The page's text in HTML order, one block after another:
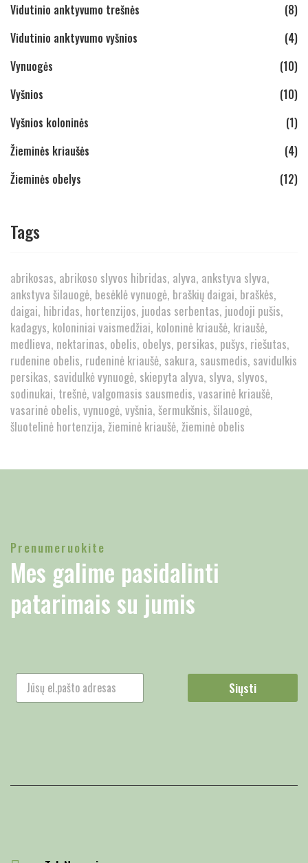
Vidutinio anktyvumo trešnės
(8)
Vidutinio anktyvumo vyšnios
(4)
Vynuogės
(10)
Vyšnios
(10)
Vyšnios koloninės
(1)
Žieminės kriaušės
(4)
Žieminės obelys
(12)
Tags
abrikosas abrikoso slyvos hibridas alyva ankstyva slyva
ankstyva šilauogė besėklė vynuogė braškių daigai braškės
daigai hibridas hortenzijos juodas serbentas juodoji pušis
kadagys koloniniai vaismedžiai koloninė kriaušė kriaušė
medlieva nektarinas obelis obelys persikas pušys riešutas
rudenine obelis rudeninė kriaušė sakura sausmedis savidulkis
persikas savidulkė vynuogė skiepyta alyva slyva slyvos
sodinukai trešnė valgomasis sausmedis vasarinė kriaušė
vasarinė obelis vynuogė vyšnia šermukšnis šilauogė
šluotelinė hortenzija žieminė kriaušė žieminė obelis
Prenumeruokite
Mes galime pasidalinti
patarimais su jumis
Siųsti